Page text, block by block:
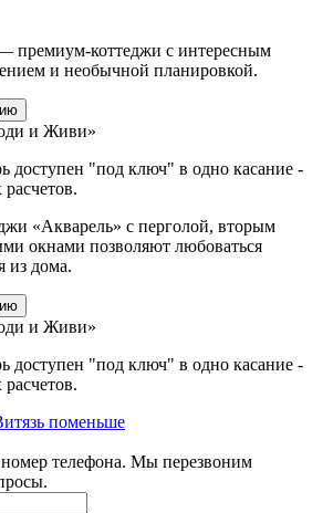
премиум-коттеджи с интересным
и необычной планировкой.
и Живи»
доступен "под ключ" в одно касание -
«Акварель» с перголой, вторым
окнами позволяют любоваться
из дома.
и Живи»
доступен "под ключ" в одно касание -
поменьше
телефона. Мы перезвоним